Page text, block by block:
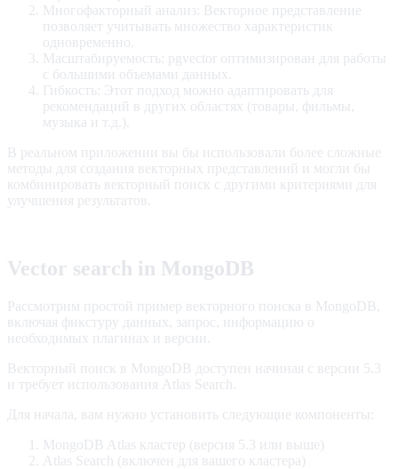
Многофакторный анализ: Векторное представление
позволяет учитывать множество характеристик
одновременно.
Масштабируемость: pgvector оптимизирован для работы
с большими объемами данных.
Гибкость: Этот подход можно адаптировать для
рекомендаций в других областях (товары, фильмы,
музыка и т.д.).
В реальном приложении вы бы использовали более сложные
методы для создания векторных представлений и могли бы
комбинировать векторный поиск с другими критериями для
улучшения результатов.
Vector search in MongoDB
Рассмотрим простой пример векторного поиска в MongoDB,
включая фикстуру данных, запрос, информацию о
необходимых плагинах и версии.
Векторный поиск в MongoDB доступен начиная с версии 5.3
и требует использования Atlas Search.
Для начала, вам нужно установить следующие компоненты:
MongoDB Atlas кластер (версия 5.3 или выше)
Atlas Search (включен для вашего кластера)